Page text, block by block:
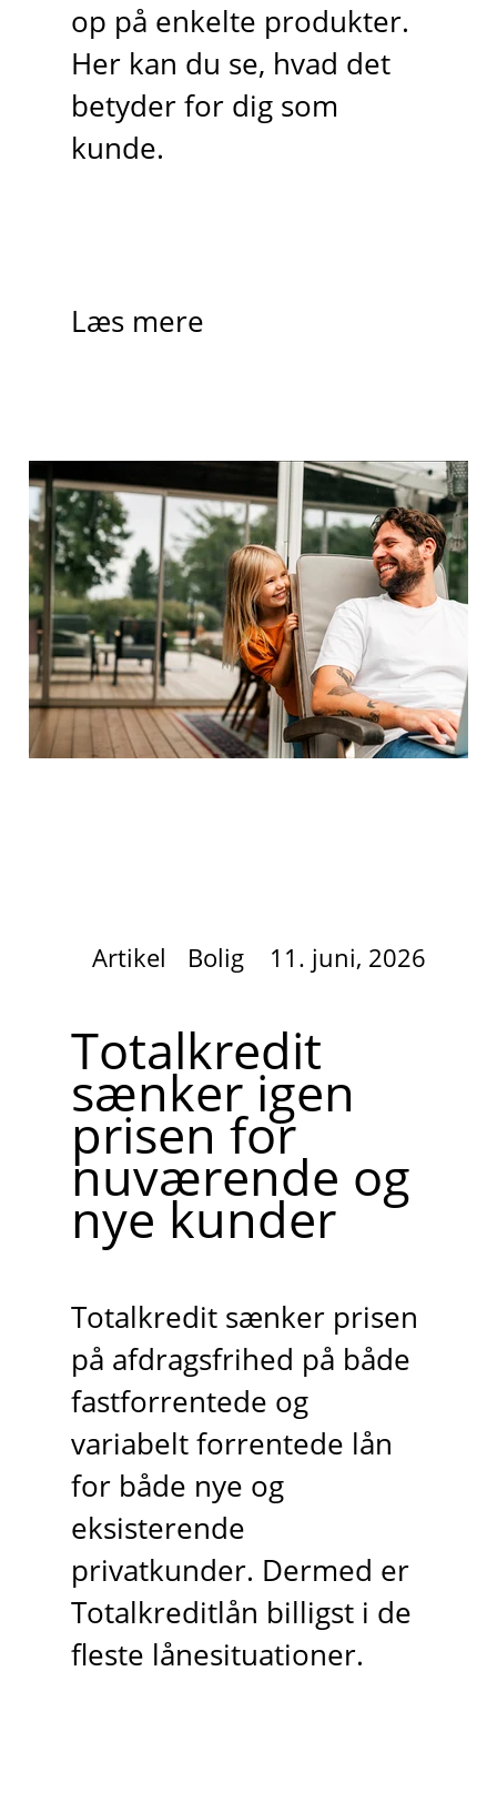
op på enkelte produkter.
Her kan du se, hvad det
betyder for dig som
kunde.
Læs mere
Artikel Bolig 11. juni, 2026
Totalkredit
sænker igen
prisen for
nuværende og
nye kunder
Totalkredit sænker prisen
på afdragsfrihed på både
fastforrentede og
variabelt forrentede lån
for både nye og
eksisterende
privatkunder. Dermed er
Totalkreditlån billigst i de
fleste lånesituationer.